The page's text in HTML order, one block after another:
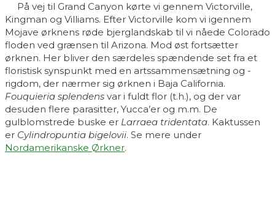
På vej til Grand Canyon kørte vi gennem Victorville,
Kingman og Villiams. Efter Victorville kom vi igennem
Mojave ørknens røde bjerglandskab til vi nåede Colorado
floden ved grænsen til Arizona. Mod øst fortsætter
ørknen. Her bliver den særdeles spændende set fra et
floristisk synspunkt med en artssammensætning og -
rigdom, der nærmer sig ørknen i Baja California.
Fouquieria splendens var i fuldt flor (t.h.), og der var
desuden flere parasitter, Yucca’er og m.m. De
gulblomstrede buske er Larraea tridentata. Kaktussen
er Cylindropuntia bigelovii. Se mere under
Nordamerikanske Ørkner.